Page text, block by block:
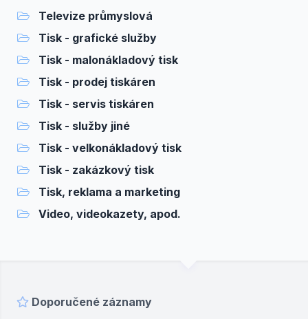
Televize průmyslová
Tisk - grafické služby
Tisk - malonákladový tisk
Tisk - prodej tiskáren
Tisk - servis tiskáren
Tisk - služby jiné
Tisk - velkonákladový tisk
Tisk - zakázkový tisk
Tisk, reklama a marketing
Video, videokazety, apod.
Doporučené záznamy